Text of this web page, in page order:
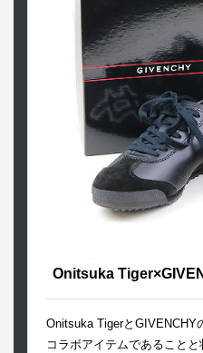
Onitsuka
Onitsuka TigerとGIVENCHY
コラボアイテムであること